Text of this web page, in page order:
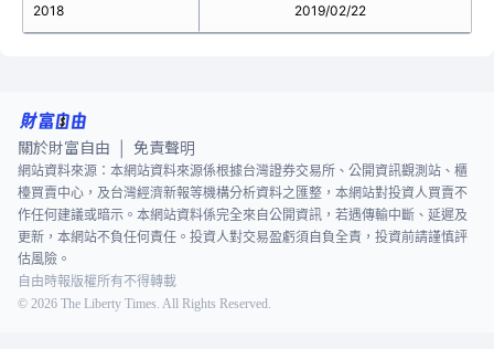
2018 2019/02/22
關於財富自由 免責聲明
網站資料來源：本網站資料來源係根據台灣證券交易所、公開資訊觀測站、櫃
檯買賣中心，及台灣經濟新報等機構分析資料之匯整，本網站對投資人買賣不
作任何建議或暗示。本網站資料係完全來自公開資訊，若遇傳輸中斷、延遲及
更新，本網站不負任何責任。投資人對交易盈虧須自負全責，投資前請謹慎評
估風險。
自由時報版權所有不得轉載
© 2026 The Liberty Times. All Rights Reserved.